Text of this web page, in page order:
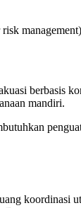
berbasis
mandiri.
koordinasi